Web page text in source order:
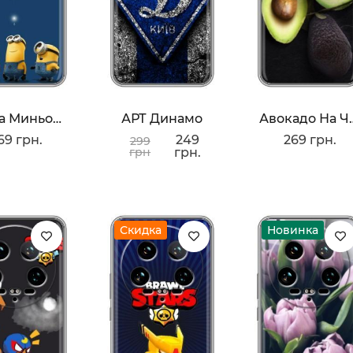
Мечта Миньона
грн.
АРТ Динамо
299
грн
249
грн.
269 грн.
Скидка Новинка